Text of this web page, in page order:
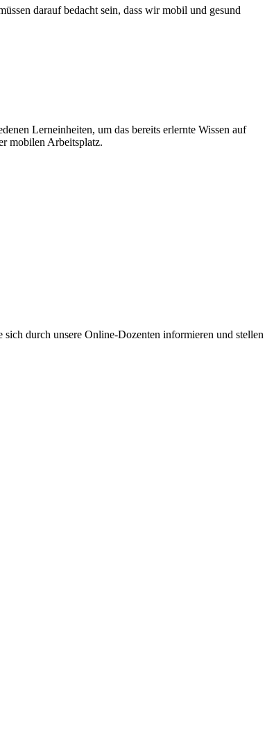
darauf bedacht sein, dass wir mobil und gesund
Lerneinheiten, um das bereits erlernte Wissen auf
mobilen Arbeitsplatz.
durch unsere Online-Dozenten informieren und stellen